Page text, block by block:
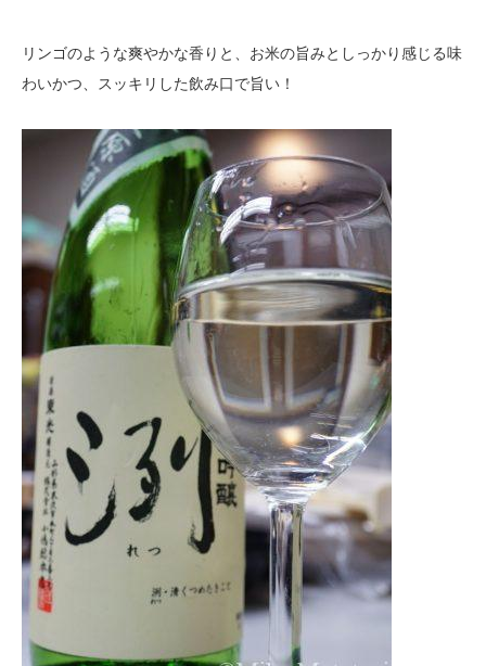
リンゴのような爽やかな香りと、お米の旨みとしっかり感じる味
わいかつ、スッキリした飲み口で旨い！